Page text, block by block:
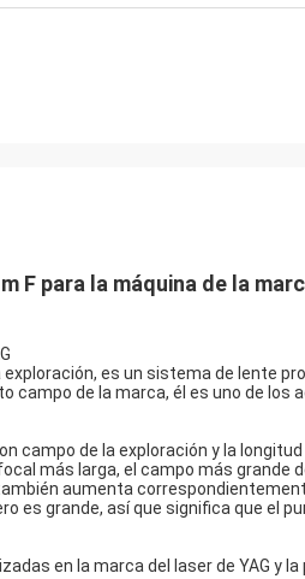
F para la máquina de la
es un sistema de lente
campo de la marca, él es uno de los
campo de la exploración y la
más larga, el campo más grande
aumenta
es grande, así que significa que el
en la marca del laser de YAG y